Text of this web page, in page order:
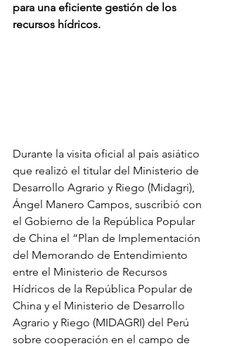
para una eficiente gestión de los
recursos hídricos.
Durante la visita oficial al país asiático
que realizó el titular del Ministerio de
Desarrollo Agrario y Riego (Midagri),
Ángel Manero Campos, suscribió con
el Gobierno de la República Popular
de China el “Plan de Implementación
del Memorando de Entendimiento
entre el Ministerio de Recursos
Hídricos de la República Popular de
China y el Ministerio de Desarrollo
Agrario y Riego (MIDAGRI) del Perú
sobre cooperación en el campo de